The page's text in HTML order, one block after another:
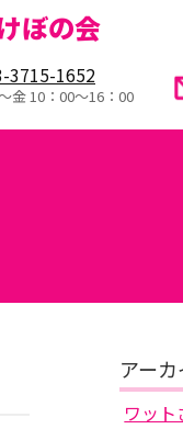
ぼの会
3715-1652
金 10：00〜16：00
アー
ワット